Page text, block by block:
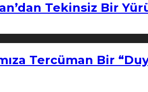
Tekinsiz Bir
Tercüman Bir